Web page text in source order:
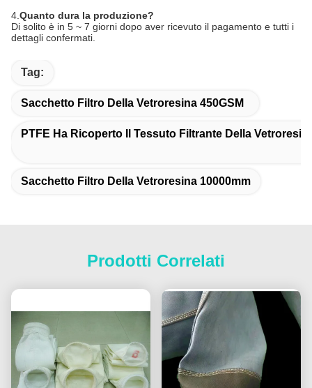
4.Quanto dura la produzione?
Di solito è in 5 ~ 7 giorni dopo aver ricevuto il pagamento e tutti i
dettagli confermati.
Tag:
Sacchetto Filtro Della Vetroresina 450GSM
PTFE Ha Ricoperto Il Tessuto Filtrante Della
Sacchetto Filtro Della Vetroresina 10000mm
Prodotti Correlati